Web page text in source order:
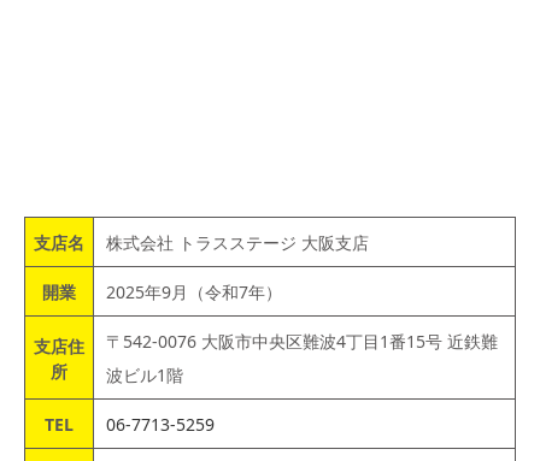
支店名 株式会社 トラスステージ 大阪支店
開業 2025年9月（令和7年）
支店住
所
〒542-0076 大阪市中央区難波4丁目1番15号 近鉄難
波ビル1階
TEL 06-7713-5259